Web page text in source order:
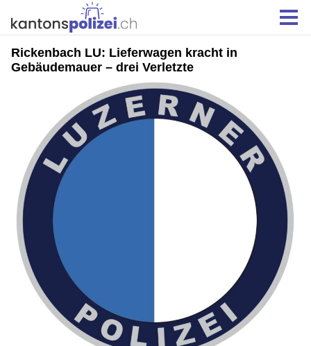
Rickenbach LU: Lieferwagen kracht in
Gebäudemauer – drei Verletzte